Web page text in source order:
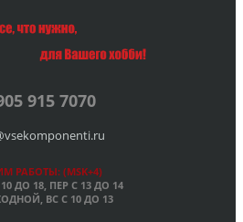
915 7070
РАБОТЫ: (MSK+4)
ДО 18, ПЕРС 13 ДО 14
ВС С 10 ДО 13